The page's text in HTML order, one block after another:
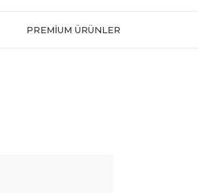
PREMIUM ÜRÜNLER